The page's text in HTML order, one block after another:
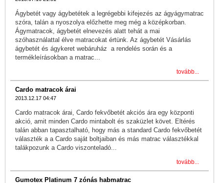
Ágybetét vagy ágybetétek a legrégebbi kifejezés az ágyágymatrac
szóra, talán a nyoszolya előzhette meg még a középkorban.
Ágymatracok, ágybetét elnevezés alatt tehát a mai
szóhasználattal élve matracokat értünk. Az ágybetét Vásárlás
ágybetét és ágykeret webáruház a rendelés során és a
termékleírásokban a matrac...
tovább...
Cardo matracok árai
2013.12.17 04:47
Cardo matracok árai, Cardo fekvőbetét akciós ára egy központi
akció, amit minden Cardo mintabolt és szaküzlet követ. Eltérés
talán abban tapasztalható, hogy más a standard Cardo fekvőbetét
választék a a Cardo saját boltjaiban és más matrac választékkal
talákpozunk a Cardo viszonteladó...
tovább...
Gumotex Platinum 7 zónás habmatrac